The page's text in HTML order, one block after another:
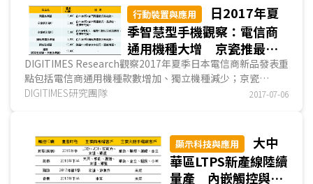
行動裝置與應用
日2017年夏
季智慧型手機觀察：電信商
通用機種大增 京瓷推最多
機款 DoCoMo推新資費
au進軍家用物聯網
DIGITIMES Research觀察2017年夏季日本電信商新品發表重
點包括電信商通用機種款數增加、獨立機種減少；京瓷
(Kyocera)所推款數居冠，強固成其...
DIGITIMES研究團隊 2017-07-06
顯示科技與應用
大中
華區LTPS新產線陸續
量產 內嵌觸控與極